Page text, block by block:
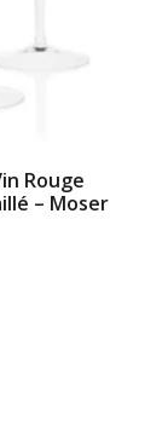
Rouge
– Moser